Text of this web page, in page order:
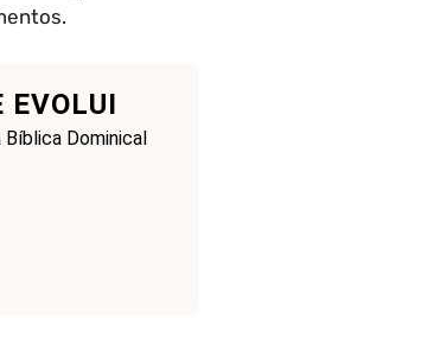
EVOLUI
Dominical